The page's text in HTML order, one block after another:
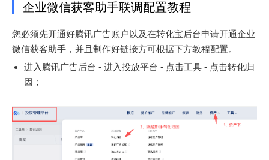
企业微信获客助手联调配置教程
您必须先开通好腾讯广告账户以及在转化宝后台申请开通企业
微信获客助手，并且制作好链接方可根据下方教程配置。
进入腾讯广告后台 - 进入投放平台 - 点击工具 - 点击转化归
因；